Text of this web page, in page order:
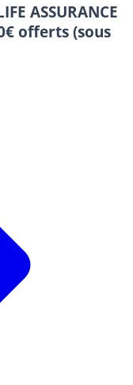
ASSURANCE
offerts (sous